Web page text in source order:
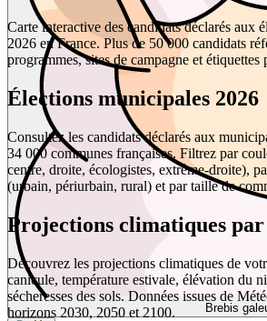
Brebis
Carte interactive des candidats déclarés aux
2026 en France. Plus de 50 000 candidats
programmes, sites de campagne et étiquettes
Élections municipales 2026
Consultez les candidats déclarés aux
34 000 communes françaises. Filtrez par
centre, droite, écologistes, extrême-droite),
(urbain, périurbain, rural) et par taille de
Projections climatiques par
Découvrez les projections climatiques de
canicule, température estivale, élévation du
sécheresses des sols. Données issues de
horizons 2030, 2050 et 2100.